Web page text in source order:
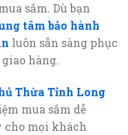
sắm. Dù bạn
tâm bảo hành
luôn sẵn sàng phục
hàng.
Thừa Tỉnh Long
mua sắm dễ
cho mọi khách